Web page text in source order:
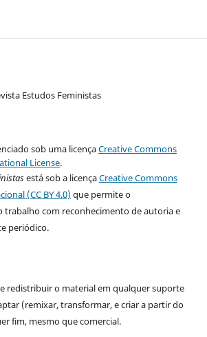
Estudos Feministas
sob uma licençaCreative Commons
License.
está sob a licençaCreative Commons
(CC BY 4.0) que permite o
com reconhecimento de autoria e
periódico.
redistribuir o material em qualquer suporte
(remixar, transformar, e criar a partir do
fim, mesmo que comercial.